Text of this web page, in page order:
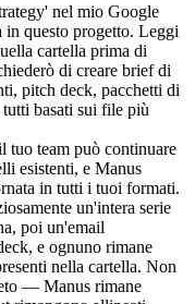
nel mio Google
questo progetto. Leggi
cartella prima di
di creare brief di
pitch deck, pacchetti di
basati sui file più
tuo team può continuare
esistenti, e Manus
in tutti i tuoi formati.
un'intera serie
poi un'email
e ognuno rimane
nella cartella. Non
— Manus rimane